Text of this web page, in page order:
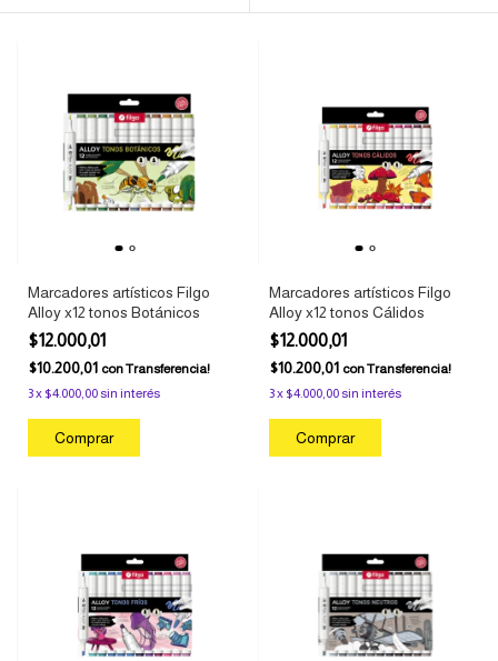
Marcadores artísticos Filgo
Alloy x12 tonos Botánicos
$12.000,01
$10.200,01 conTransferencia!
3x $4.000,00sin interés
Marcadores artísticos Filgo
Alloy x12 tonos Cálidos
$12.000,01
$10.200,01 conTransferencia!
3x $4.000,00sin interés